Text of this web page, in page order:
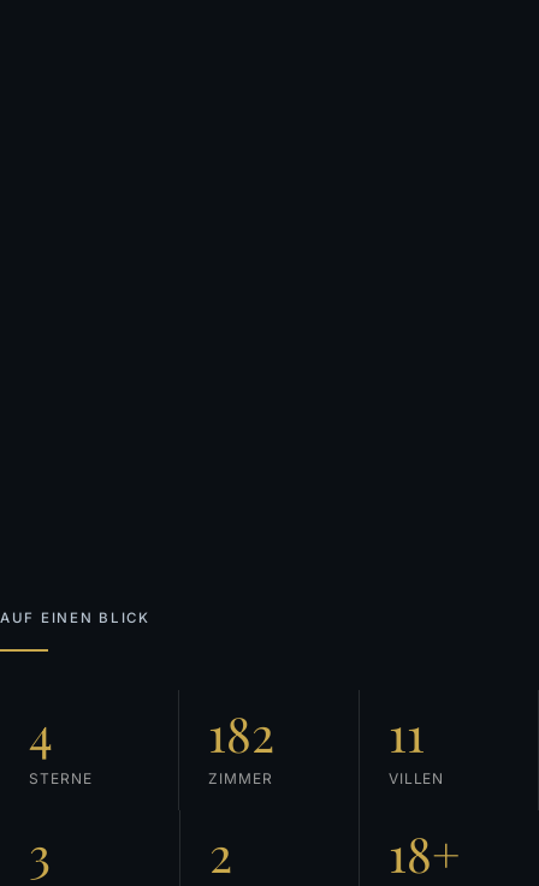
AUF EINEN BLICK
4
STERNE
182
ZIMMER
11
VILLEN
3 2 18+